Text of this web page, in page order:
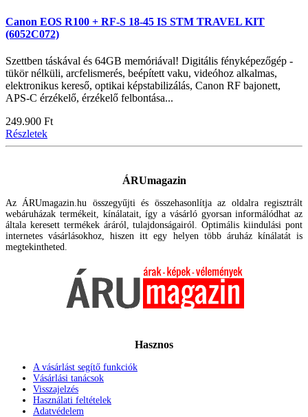
Canon EOS R100 + RF-S 18-45 IS STM TRAVEL KIT
(6052C072)
Szettben táskával és 64GB memóriával! Digitális fényképezőgép -
tükör nélküli, arcfelismerés, beépített vaku, videóhoz alkalmas,
elektronikus kereső, optikai képstabilizálás, Canon RF bajonett,
APS-C érzékelő, érzékelő felbontása...
249.900 Ft
Részletek
ÁRUmagazin
Az ÁRUmagazin.hu összegyűjti és összehasonlítja az oldalra regisztrált
webáruházak termékeit, kínálatait, így a vásárló gyorsan informálódhat az
általa keresett termékek áráról, tulajdonságairól. Optimális kiindulási pont
internetes vásárlásokhoz, hiszen itt egy helyen több áruház kínálatát is
megtekintheted.
Hasznos
A vásárlást segítő funkciók
Vásárlási tanácsok
Visszajelzés
Használati feltételek
Adatvédelem